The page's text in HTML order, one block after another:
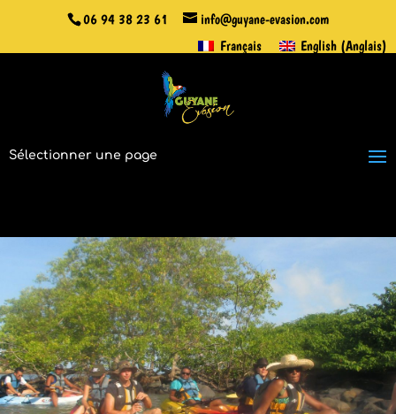
06 94 38 23 61
info@guyane-evasion.com
Français
English (Anglais)
Sélectionner une page